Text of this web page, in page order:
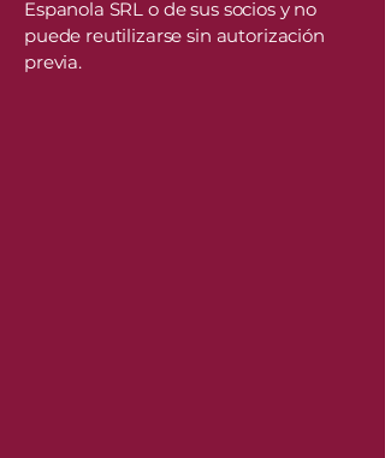
Espanola SRL o de sus socios y no
puede reutilizarse sin autorización
previa.